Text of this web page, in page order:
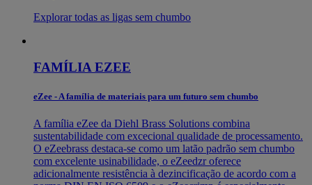
Explorar todas as ligas sem chumbo
FAMÍLIA EZEE
eZee - A família de materiais para um futuro sem chumbo
A família eZee da Diehl Brass Solutions combina
sustentabilidade com excecional qualidade de processamento.
O eZeebrass destaca-se como um latão padrão sem chumbo
com excelente usinabilidade, o eZeedzr oferece
adicionalmente resistência à dezincificação de acordo com a